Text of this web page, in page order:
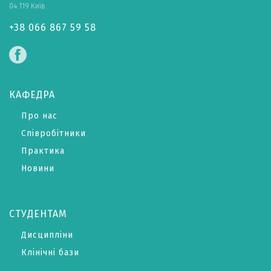
04 119 Київ
+38 066 867 59 58
КАФЕДРА
Про нас
Співробітники
Практика
Новини
СТУДЕНТАМ
Дисципліни
Клінічні бази